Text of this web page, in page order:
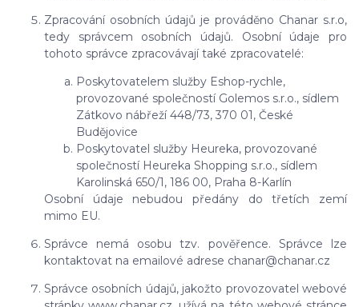
Zpracování osobních údajů je prováděno Chanar s.r.o,
tedy správcem osobních údajů. Osobní údaje pro
tohoto správce zpracovávají také zpracovatelé:
Poskytovatelem služby Eshop-rychle,
provozované společností Golemos s.r.o., sídlem
Zátkovo nábřeží 448/73, 370 01, České
Budějovice
Poskytovatel služby Heureka, provozované
společností Heureka Shopping s.r.o., sídlem
Karolinská 650/1, 186 00, Praha 8-Karlín
Osobní údaje nebudou předány do třetích zemí
mimo EU.
Správce nemá osobu tzv. pověřence. Správce lze
kontaktovat na emailové adrese chanar@chanar.cz
Správce osobních údajů, jakožto provozovatel webové